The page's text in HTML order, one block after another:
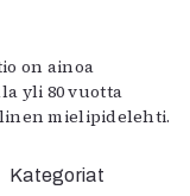
on ainoa
yli 80 vuotta
mielipidelehti.
Kategoriat